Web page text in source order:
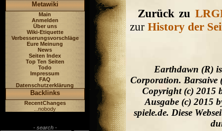
Metawiki
Main
Anmelden
Über uns
Wiki-Etiquette
Verbesserungsvorschläge
Eure Meinung
News
Seiten Index
Top Ten Seiten
Todo
Impressum
FAQ
Datenschutzerklärung
Backlinks
RecentChanges
...nobody
- search -
Zurück zu
zur History der
Earthdawn (R)
Corporation. Barsaive
Copyright (c) 2015
Ausgabe (c) 2015
spiele.de. Diese